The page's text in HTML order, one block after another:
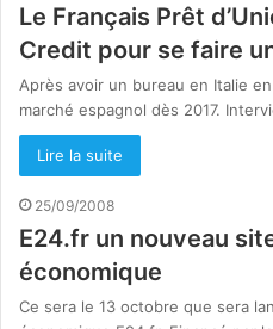
Le Français Prêt
Credit pour se faire
Après avoir un bureau en Italie
marché espagnol dès 2017.
Lire la suite
25/09/2008
E24.fr un nouveau
économique
Ce sera le 13 octobre que sera